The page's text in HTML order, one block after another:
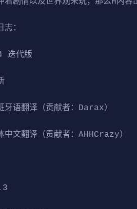
：
迭代版
牙语翻译（贡献者：Darax）
中文翻译（贡献者：AHHCrazy）